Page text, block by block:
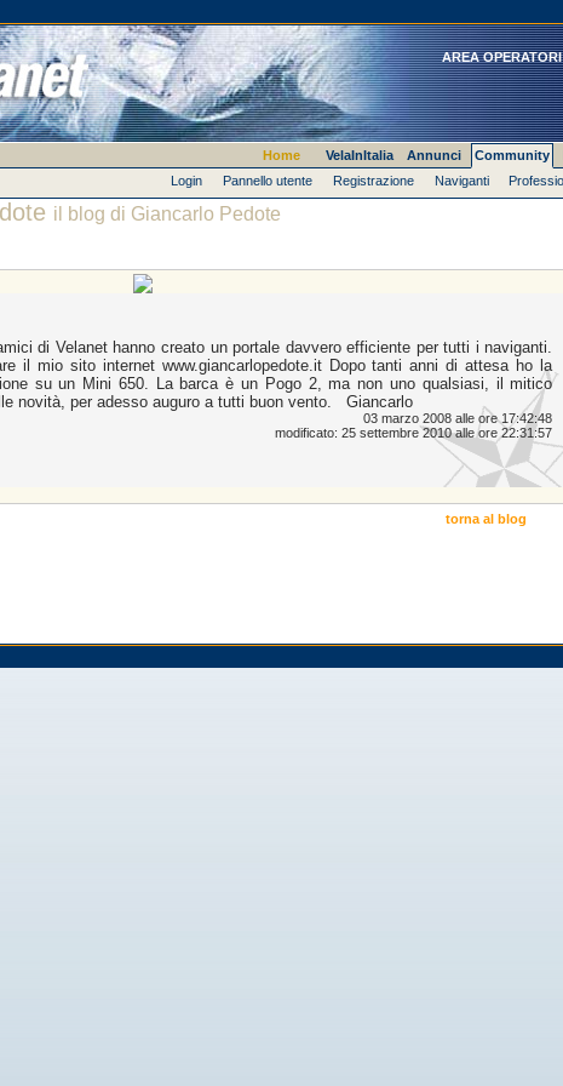
AREA OPERATORI
Home VelaInItalia Annunci Community
Login
Pannello utente Registrazione Naviganti
il blog di Giancarlo Pedote
di Velanet hanno creato un portale davvero efficiente per tutti i naviganti.
il mio sito internet www.giancarlopedote.it Dopo tanti anni di attesa ho la
su un Mini 650. La barca è un Pogo 2, ma non uno qualsiasi, il mitico
novità, per adesso auguro a tutti buon vento. Giancarlo
03 marzo 2008 alle ore 17:42:48
modificato: 25 settembre 2010 alle ore 22:31:57
torna al blog